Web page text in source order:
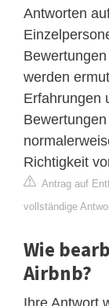
Antworten
werden
Erfahrungen
Richtigkeit
Antrag auf
vollständige
Wie
Airbnb?
Ihre Antwort